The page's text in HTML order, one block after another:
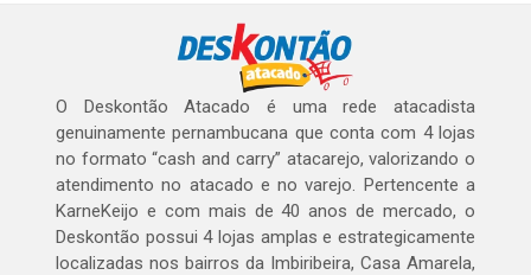
O Deskontão Atacado é uma rede atacadista
genuinamente pernambucana que conta com 4 lojas
no formato “cash and carry” atacarejo, valorizando o
atendimento no atacado e no varejo. Pertencente a
KarneKeijo e com mais de 40 anos de mercado, o
Deskontão possui 4 lojas amplas e estrategicamente
localizadas nos bairros da Imbiribeira, Casa Amarela,